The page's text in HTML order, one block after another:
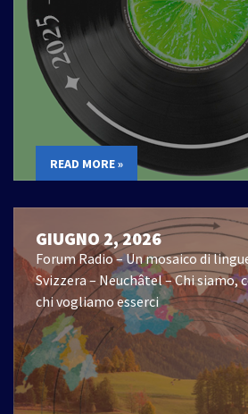
READ MORE »
GIUGNO 2, 2026
Forum Radio – Un mosaico di
Svizzera – Neuchâtel – Chi siamo,
chi vogliamo esserci